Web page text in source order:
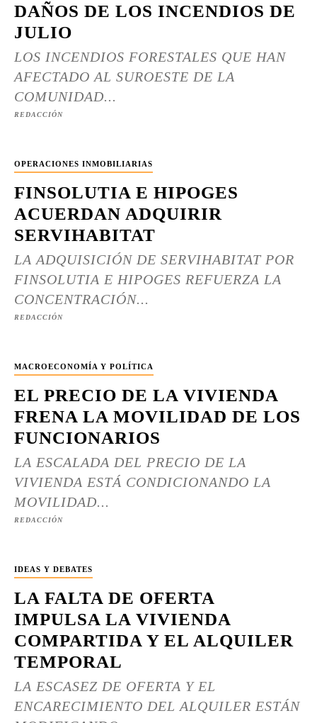
DAÑOS DE LOS INCENDIOS DE
JULIO
LOS INCENDIOS FORESTALES QUE HAN
AFECTADO AL SUROESTE DE LA
COMUNIDAD...
REDACCIÓN
OPERACIONES INMOBILIARIAS
FINSOLUTIA E HIPOGES
ACUERDAN ADQUIRIR
SERVIHABITAT
LA ADQUISICIÓN DE SERVIHABITAT POR
FINSOLUTIA E HIPOGES REFUERZA LA
CONCENTRACIÓN...
REDACCIÓN
MACROECONOMÍA Y POLÍTICA
EL PRECIO DE LA VIVIENDA
FRENA LA MOVILIDAD DE LOS
FUNCIONARIOS
LA ESCALADA DEL PRECIO DE LA
VIVIENDA ESTÁ CONDICIONANDO LA
MOVILIDAD...
REDACCIÓN
IDEAS Y DEBATES
LA FALTA DE OFERTA
IMPULSA LA VIVIENDA
COMPARTIDA Y EL ALQUILER
TEMPORAL
LA ESCASEZ DE OFERTA Y EL
ENCARECIMIENTO DEL ALQUILER ESTÁN